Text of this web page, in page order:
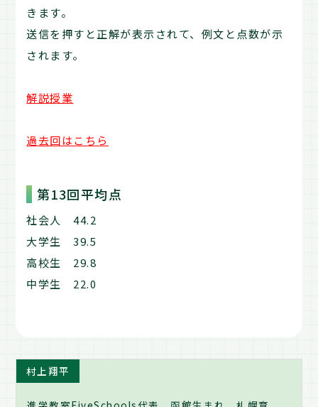
きます。
送信を押すと正解が表示されて、例文と点数が示
されます。
解説授業
過去回はこちら
第13回平均点
社会人 44.2
大学生 39.5
高校生 29.8
中学生 22.0
村上翔平